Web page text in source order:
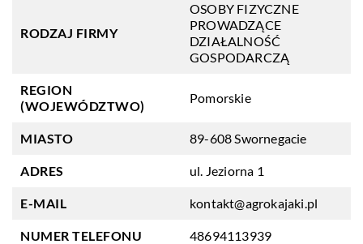
RODZAJ FIRMY
OSOBY FIZYCZNE
PROWADZĄCE
DZIAŁALNOŚĆ
GOSPODARCZĄ
REGION
(WOJEWÓDZTWO)
Pomorskie
MIASTO 89-608 Swornegacie
ADRES ul. Jeziorna 1
E-MAIL kontakt@agrokajaki.pl
NUMER TELEFONU 48694113939